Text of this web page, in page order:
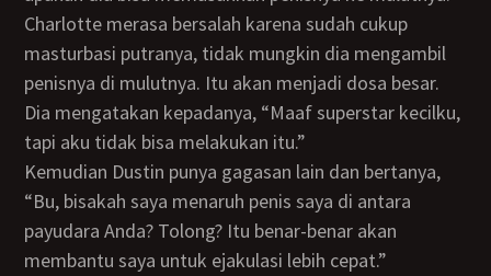
Charlotte merasa bersalah karena sudah cukup
masturbasi putranya, tidak mungkin dia mengambil
penisnya di mulutnya. Itu akan menjadi dosa besar.
Dia mengatakan kepadanya, “Maaf superstar kecilku,
tapi aku tidak bisa melakukan itu.”
Kemudian Dustin punya gagasan lain dan bertanya,
“Bu, bisakah saya menaruh penis saya di antara
payudara Anda? Tolong? Itu benar-benar akan
membantu saya untuk ejakulasi lebih cepat.”